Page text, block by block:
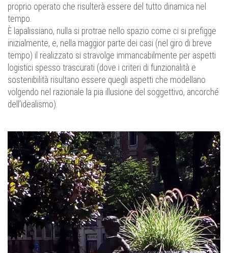
proprio operato che risulterà essere del tutto dinamica nel
tempo.
È lapalissiano, nulla si protrae nello spazio come ci si prefigge
inizialmente, e, nella maggior parte dei casi (nel giro di breve
tempo) il realizzato si stravolge immancabilmente per aspetti
logistici spesso trascurati (dove i criteri di funzionalità e
sostenibilità risultano essere quegli aspetti che modellano
volgendo nel razionale la pia illusione del soggettivo, ancorché
dell’idealismo).